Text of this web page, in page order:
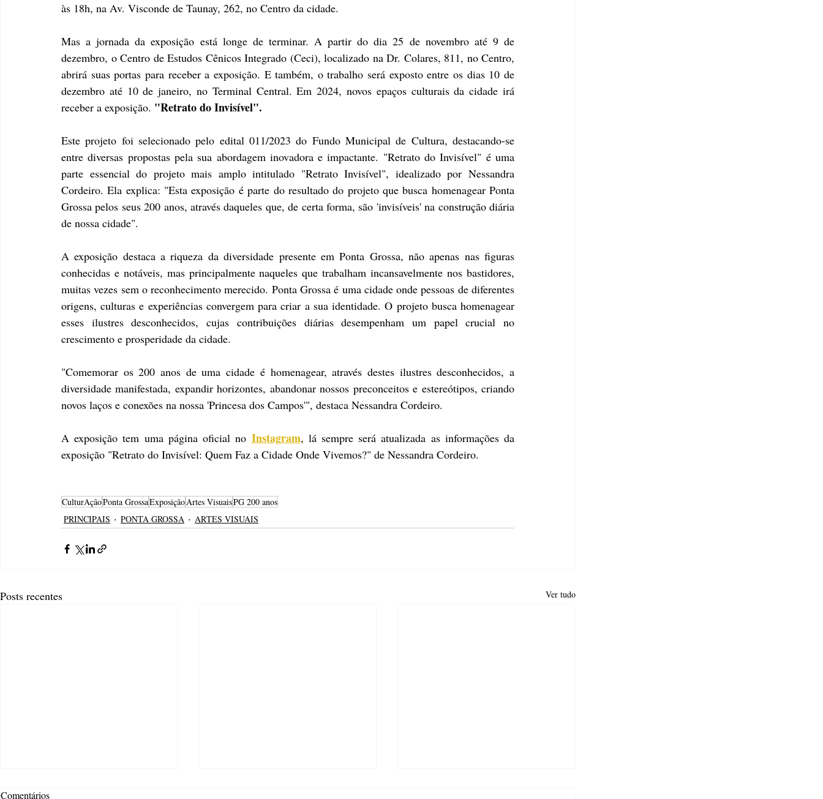
às 18h, na Av. Visconde de Taunay, 262, no Centro da cidade.
Mas a jornada da exposição está longe de terminar. A partir do dia 25 de novembro até 9 de
dezembro, o Centro de Estudos Cênicos Integrado (Ceci), localizado na Dr. Colares, 811, no Centro,
abrirá suas portas para receber a exposição. E também, o trabalho será exposto entre os dias 10 de
dezembro até 10 de janeiro, no Terminal Central. Em 2024, novos epaços culturais da cidade irá
receber a exposição. "Retrato do Invisível".
Este projeto foi selecionado pelo edital 011/2023 do Fundo Municipal de Cultura, destacando-se
entre diversas propostas pela sua abordagem inovadora e impactante. "Retrato do Invisível" é uma
parte essencial do projeto mais amplo intitulado "Retrato Invisível", idealizado por Nessandra
Cordeiro. Ela explica: "Esta exposição é parte do resultado do projeto que busca homenagear Ponta
Grossa pelos seus 200 anos, através daqueles que, de certa forma, são 'invisíveis' na construção diária
de nossa cidade".
A exposição destaca a riqueza da diversidade presente em Ponta Grossa, não apenas nas figuras
conhecidas e notáveis, mas principalmente naqueles que trabalham incansavelmente nos bastidores,
muitas vezes sem o reconhecimento merecido. Ponta Grossa é uma cidade onde pessoas de diferentes
origens, culturas e experiências convergem para criar a sua identidade. O projeto busca homenagear
esses ilustres desconhecidos, cujas contribuições diárias desempenham um papel crucial no
crescimento e prosperidade da cidade.
"Comemorar os 200 anos de uma cidade é homenagear, através destes ilustres desconhecidos, a
diversidade manifestada, expandir horizontes, abandonar nossos preconceitos e estereótipos, criando
novos laços e conexões na nossa 'Princesa dos Campos'", destaca Nessandra Cordeiro.
A exposição tem uma página oficial no Instagram, lá sempre será atualizada as informações da
exposição "Retrato do Invisível: Quem Faz a Cidade Onde Vivemos?" de Nessandra Cordeiro.
CulturAçãoPonta GrossaExposiçãoArtes VisuaisPG 200 anos
PRINCIPAIS
PONTA GROSSA ARTES VISUAIS
Posts recentes Ver tudo
Comentários